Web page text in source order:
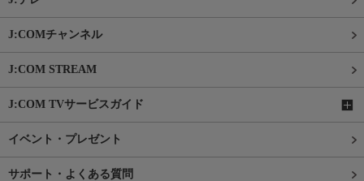
J:COMチャンネル
J:COM STREAM
J:COM TVサービスガイド
イベント・プレゼント
サポート・よくある質問